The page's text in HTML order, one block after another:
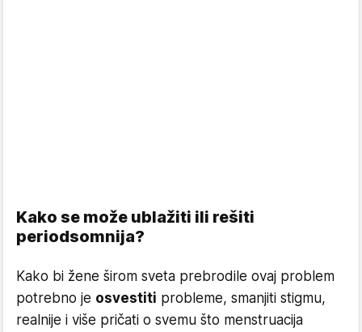
Kako se može ublažiti ili rešiti
periodsomnija?
Kako bi žene širom sveta prebrodile ovaj problem
potrebno je osvestiti probleme, smanjiti stigmu,
realnije i više pričati o svemu što menstruacija